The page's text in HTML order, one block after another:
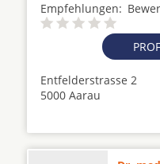
Empfehlungen:
Entfelderstrasse 2
5000 Aarau